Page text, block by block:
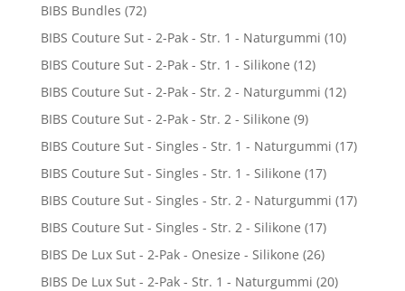
BIBS Bundles (72)
BIBS Couture Sut - 2-Pak - Str. 1 - Naturgummi (10)
BIBS Couture Sut - 2-Pak - Str. 1 - Silikone (12)
BIBS Couture Sut - 2-Pak - Str. 2 - Naturgummi (12)
BIBS Couture Sut - 2-Pak - Str. 2 - Silikone (9)
BIBS Couture Sut - Singles - Str. 1 - Naturgummi (17)
BIBS Couture Sut - Singles - Str. 1 - Silikone (17)
BIBS Couture Sut - Singles - Str. 2 - Naturgummi (17)
BIBS Couture Sut - Singles - Str. 2 - Silikone (17)
BIBS De Lux Sut - 2-Pak - Onesize - Silikone (26)
BIBS De Lux Sut - 2-Pak - Str. 1 - Naturgummi (20)